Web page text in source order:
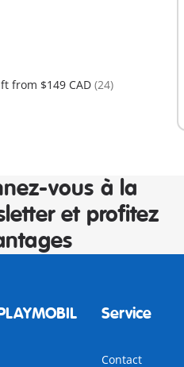
from $149 CAD (24)
vous à la
et profitez
Service
Contact